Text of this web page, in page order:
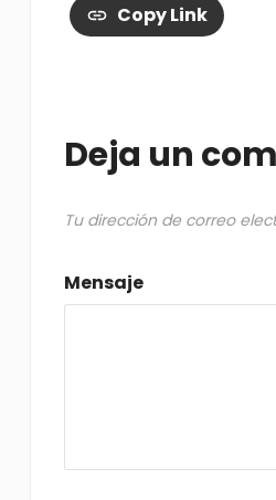
Copy Link
Deja un
Tu dirección de correo
Mensaje